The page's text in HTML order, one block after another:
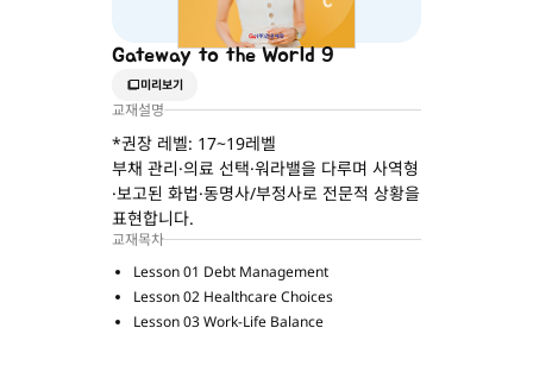
Gateway to the World 9
미리보기
교재설명
*권장 레벨: 17~19레벨
부채 관리·의료 선택·워라밸을 다루며 사역형
·보고된 화법·동명사/부정사로 전문적 상황을
표현합니다.
교재목차
Lesson 01 Debt Management
Lesson 02 Healthcare Choices
Lesson 03 Work-Life Balance